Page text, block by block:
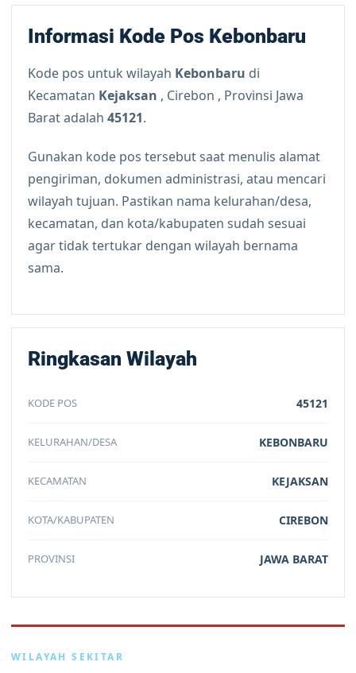
Informasi Kode Pos Kebonbaru
Kode pos untuk wilayah Kebonbaru di
Kecamatan Kejaksan , Cirebon , Provinsi Jawa
Barat adalah 45121.
Gunakan kode pos tersebut saat menulis alamat
pengiriman, dokumen administrasi, atau mencari
wilayah tujuan. Pastikan nama kelurahan/desa,
kecamatan, dan kota/kabupaten sudah sesuai
agar tidak tertukar dengan wilayah bernama
sama.
Ringkasan Wilayah
KODE POS 45121
KELURAHAN/DESA KEBONBARU
KECAMATAN KEJAKSAN
KOTA/KABUPATEN CIREBON
PROVINSI JAWA BARAT
WILAYAH SEKITAR